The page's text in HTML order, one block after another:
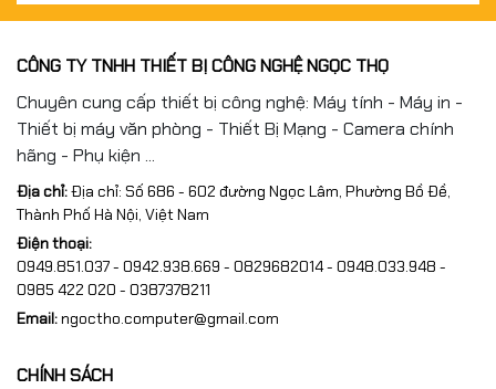
CÔNG TY TNHH THIẾT BỊ CÔNG NGHỆ NGỌC THỌ
Chuyên cung cấp thiết bị công nghệ: Máy tính - Máy in -
Thiết bị máy văn phòng - Thiết Bị Mạng - Camera chính
hãng - Phụ kiện ...
Địa chỉ:Địa chỉ: Số 686 - 602 đường Ngọc Lâm, Phường Bồ Đề,
Thành Phố Hà Nội, Việt Nam
Điện thoại:
0949.851.037 - 0942.938.669 - 0829682014 - 0948.033.948 -
0985 422 020 - 0387378211
Email:ngoctho.computer@gmail.com
CHÍNH SÁCH